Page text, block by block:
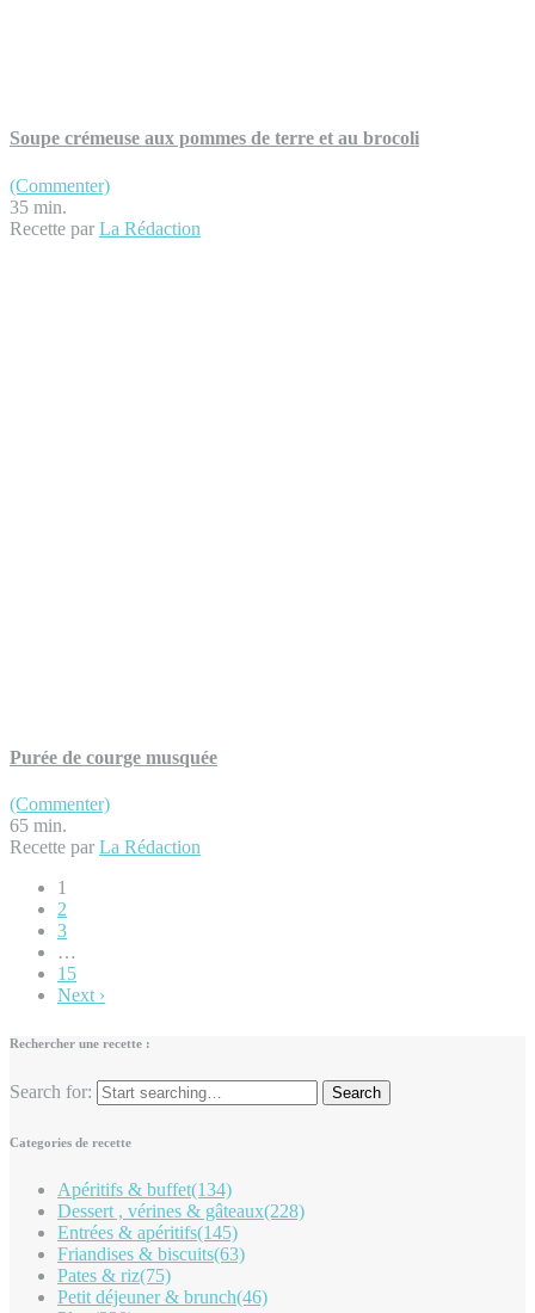
Soupe crémeuse aux pommes de terre et au brocoli
(Commenter)
35 min.
Recette par La Rédaction
Purée de courge musquée
(Commenter)
65 min.
Recette par La Rédaction
1
2
3
…
15
Next ›
Rechercher une recette :
Search for:
Categories de recette
Apéritifs & buffet(134)
Dessert , vérines & gâteaux(228)
Entrées & apéritifs(145)
Friandises & biscuits(63)
Pates & riz(75)
Petit déjeuner & brunch(46)